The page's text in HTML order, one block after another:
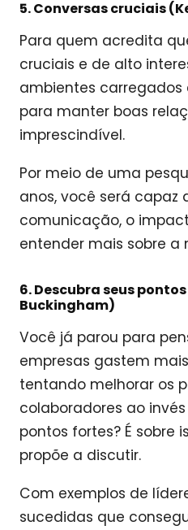
5. Conversas cruciais
Para quem acredita
cruciais e de alto
ambientes carregados
para manter boas
imprescindível.
Por meio de uma
anos, você será capaz
comunicação, o
entender mais sobre a
6. Descubra seus
Buckingham)
Você já parou para
empresas gastem
tentando melhorar os
colaboradores ao
pontos fortes? É sobre
propõe a discutir.
Com exemplos de
sucedidas que